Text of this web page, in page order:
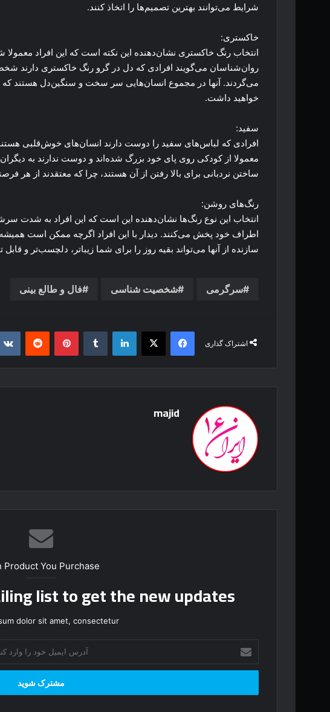
شرایط می‌توانند بهترین تصمیم‌ها را اتخاذ کنند.
خاکستری:
انتخاب رنگ خاکستری نشان‌دهنده این نکته است که این افراد معمولا
روان‌شناسان می‌گویند افرادی که دل در گرو رنگ خاکستری دارند
می‌گردند. آنها در مجموع انسان‌هایی سر سخت و سنگین‌دل هستند
خواهید داشت.
سفید:
افرادی که لباس‌های سفید را دوست دارند انسان‌های خوش‌قلبی
معمولا از کودکی روی پای خود بزرگ شده‌اند و دوست ندارند به
ساختن نردبانی برای بالا رفتن از آن هستند، چرا که معتقدند از هر
رنگ‌های روشن:
انتخاب این نوع رنگ‌ها نشان‌دهنده این است که این افراد به شدت
اطراف خود پخش می‌کنند. دیدار با این افراد اگرچه ممکن است همیشه
سازنده از آنها می‌تواند بقیه روز را برای شما زیباتر، دلچسب‌تر و
سرگرمی شخصیت شناسی فال و طالع بینی
اشتراک گذاری
فیس بوک لینکدین ‫پین‌ترست ‫رددیت
majid
Product You Purchase
list to get the new updates!
dolor sit amet, consectetur.
ر
ا